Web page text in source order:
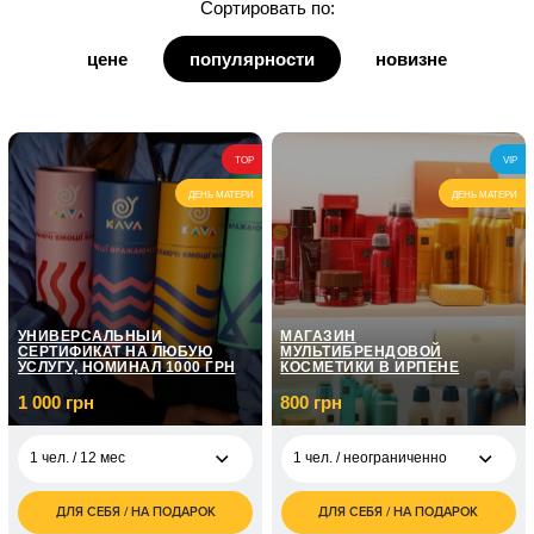
для дедушки
для бабушки
для кума
Сортировать по:
цене популярности новизне
TOP
ДЕНЬ МАТЕРИ
УНИВЕРСАЛЬНЫЙ
СЕРТИФИКАТ НА ЛЮБУЮ
УСЛУГУ, НОМИНАЛ 1000 ГРН
1 000 грн
1 чел. / 12 мес
1 000
ДЛЯ СЕБЯ / НА ПОДАРОК
VIP
ДЕНЬ МАТЕРИ
МАГАЗИН
МУЛЬТИБРЕНДОВОЙ
КОСМЕТИКИ В ИРПЕНЕ
800 грн
1 чел. / неограниченно
1 чел. /
ДЛЯ СЕБЯ / НА ПОДАРОК